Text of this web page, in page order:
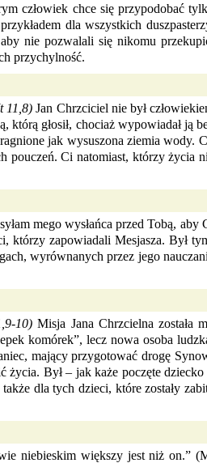
człowiek chce się przypodobać
dla wszystkich
nie pozwalali się nikomu
przychylność.
11,8) Jan Chrzciciel nie był
głosił, chociaż wypowiadał ją
jak wysuszona ziemia wody.
pouczeń. Ci natomiast, którzy życia
mego wysłańca przed Tobą, aby
którzy zapowiadali Mesjasza. Był
wyrównanych przez jego
10) Misja Jana Chrzcielna została
komórek”, lecz nowa osoba
mający przygotować drogę
życia. Był – jak każe poczęte dziecko
dla tych dzieci, które zostały
niebieskim większy jest niż on.”